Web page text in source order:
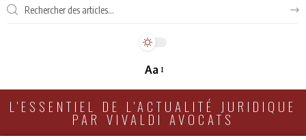
Aa
L'ESSENTIEL DE L'ACTUALITÉ JURIDIQUE
PAR VIVALDI AVOCATS